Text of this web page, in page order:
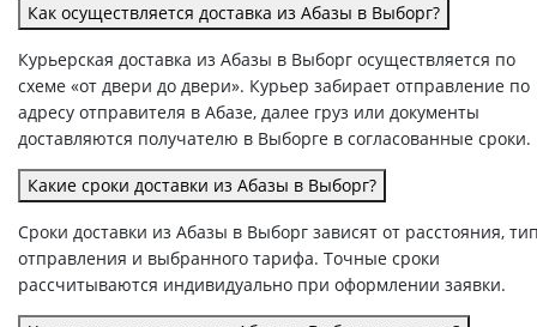
Как осуществляется доставка из Абазы в Выборг?
Курьерская доставка из Абазы в Выборг осуществляется по
схеме «от двери до двери». Курьер забирает отправление по
адресу отправителя в Абазе, далее груз или документы
доставляются получателю в Выборге в согласованные сроки.
Какие сроки доставки из Абазы в Выборг?
Сроки доставки из Абазы в Выборг зависят от расстояния,
отправления и выбранного тарифа. Точные сроки
рассчитываются индивидуально при оформлении заявки.